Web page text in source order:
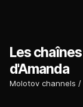
Les
d'Amanda
Molotov channels